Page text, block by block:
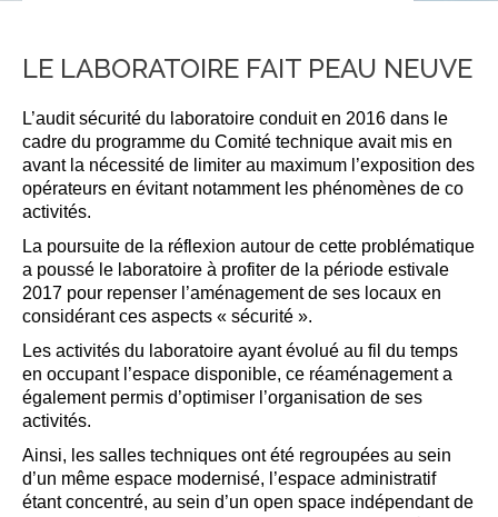
LE LABORATOIRE FAIT PEAU NEUVE
L’audit sécurité du laboratoire conduit en 2016 dans le
cadre du programme du Comité technique avait mis en
avant la nécessité de limiter au maximum l’exposition des
opérateurs en évitant notamment les phénomènes de co
activités.
La poursuite de la réflexion autour de cette problématique
a poussé le laboratoire à profiter de la période estivale
2017 pour repenser l’aménagement de ses locaux en
considérant ces aspects « sécurité ».
Les activités du laboratoire ayant évolué au fil du temps
en occupant l’espace disponible, ce réaménagement a
également permis d’optimiser l’organisation de ses
activités.
Ainsi, les salles techniques ont été regroupées au sein
d’un même espace modernisé, l’espace administratif
étant concentré, au sein d’un open space indépendant de